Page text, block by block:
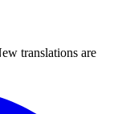
translations are